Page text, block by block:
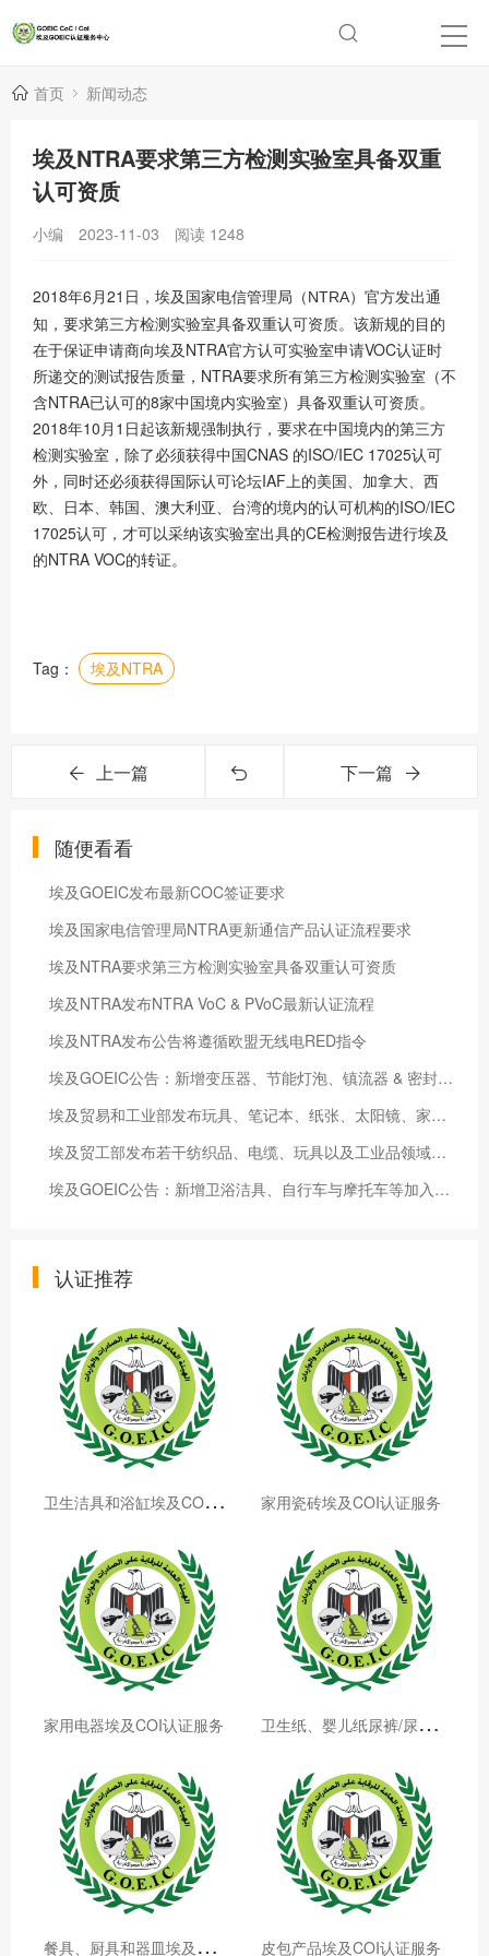
首页 新闻动态
埃及NTRA要求第三方检测实验室具备双重
认可资质
小编 2023-11-03 阅读 1248
2018年6月21日，埃及 国家电信管理局（NTRA） 官方发出通
知，要求第三方检测实验室具备双重认可资质。该新规的目的
在于保证申请商向埃及NTRA官方认可实验室申请VOC认证时
所递交的测试报告质量，NTRA要求所有第三方检测实验室（不
含NTRA已认可的8家中国境内实验室）具备双重认可资质。
2018年10月1日起该新规强制执行，要求在中国境内的第三方
检测实验室，除了必须获得中国CNAS 的ISO/IEC 17025认可
外，同时还必须获得国际认可论坛IAF上的美国、加拿大、西
欧、日本、韩国、澳大利亚、台湾的境内的认可机构的ISO/IEC
17025认可，才可以采纳该实验室出具的CE检测报告进行埃及
的NTRA VOC的转证。
Tag： 埃及NTRA
上一篇 下一篇
随便看看
埃及GOEIC发布最新COC签证要求
埃及国家电信管理局NTRA更新通信产品认证流程要求
埃及NTRA要求第三方检测实验室具备双重认可资质
埃及NTRA发布NTRA VoC & PVoC最新认证流程
埃及NTRA发布公告将遵循欧盟无线电RED指令
埃及GOEIC公告：新增变压器、节能灯泡、镇流器 & 密封电池第COI管控范围 新法令2022年5月21日起执行
埃及贸易和⼯业部发布玩具、笔记本、纸张、太阳镜、家具和⼉童护理⽤品等强制标准 新标准2024 年7⽉5⽇开始实施
埃及贸工部发布若干纺织品、电缆、玩具以及工业品领域新标准 新标准于2024年1月6日生效
埃及GOEIC公告：新增卫浴洁具、自行车与摩托车等加入管制产品范围清单
认证推荐
卫
生洁具和浴缸埃及COI认证服务 家用瓷砖埃及COI认证服务
家用电器埃及COI认证服务 卫
生纸、婴儿纸尿裤/尿布埃及COI认证服务
餐
具、厨具和器皿埃及COI认证服务 皮包产品埃及COI认证服务